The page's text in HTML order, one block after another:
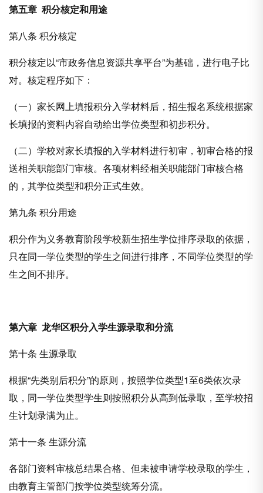
第五章 积分核定和用途
第八条 积分核定
积分核定以“市政务信息资源共享平台”为基础，进行电子比
对。核定程序如下：
（一）家长网上填报积分入学材料后，招生报名系统根据家
长填报的资料内容自动给出学位类型和初步积分。
（二）学校对家长填报的入学材料进行初审，初审合格的报
送相关职能部门审核。各项材料经相关职能部门审核合格
的，其学位类型和积分正式生效。
第九条 积分用途
积分作为义务教育阶段学校新生招生学位排序录取的依据，
只在同一学位类型的学生之间进行排序，不同学位类型的学
生之间不排序。
第六章 龙华区积分入学生源录取和分流
第十条 生源录取
根据“先类别后积分”的原则，按照学位类型1至6类依次录
取，同一学位类型学生则按照积分从高到低录取，至学校招
生计划录满为止。
第十一条 生源分流
各部门资料审核总结果合格、但未被申请学校录取的学生，
由教育主管部门按学位类型统筹分流。